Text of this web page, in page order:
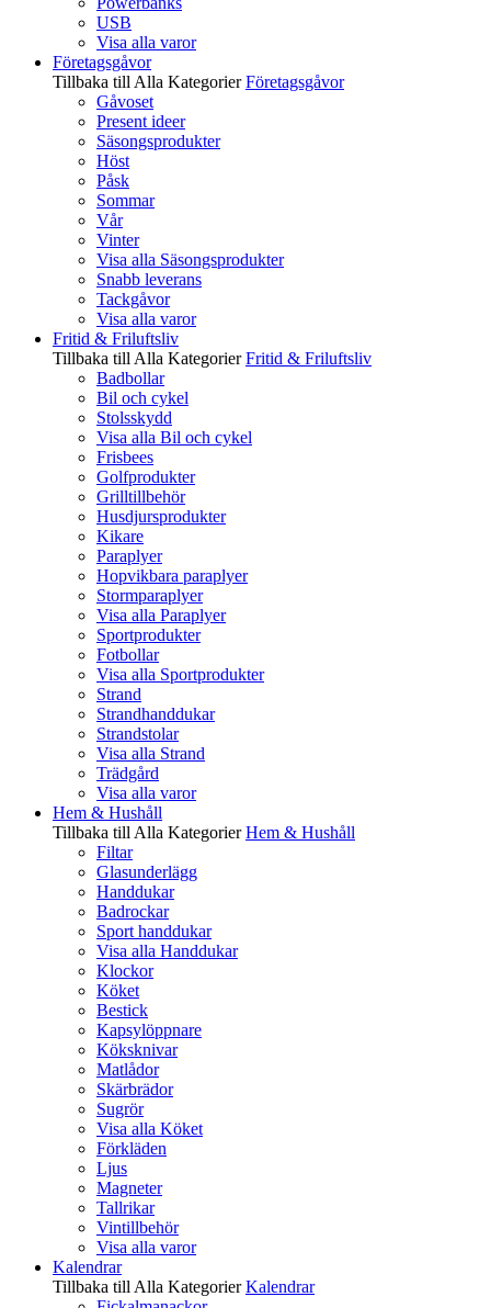
USB
Visa alla varor
Företagsgåvor
Tillbaka till Alla Kategorier Företagsgåvor
Gåvoset
Present ideer
Säsongsprodukter
Höst
Påsk
Sommar
Vår
Vinter
Visa alla Säsongsprodukter
Snabb leverans
Tackgåvor
Visa alla varor
Fritid & Friluftsliv
Tillbaka till Alla Kategorier Fritid & Friluftsliv
Badbollar
Bil och cykel
Stolsskydd
Visa alla Bil och cykel
Frisbees
Golfprodukter
Grilltillbehör
Husdjursprodukter
Kikare
Paraplyer
Hopvikbara paraplyer
Stormparaplyer
Visa alla Paraplyer
Sportprodukter
Fotbollar
Visa alla Sportprodukter
Strand
Strandhanddukar
Strandstolar
Visa alla Strand
Trädgård
Visa alla varor
Hem & Hushåll
Tillbaka till Alla Kategorier Hem & Hushåll
Filtar
Glasunderlägg
Handdukar
Badrockar
Sport handdukar
Visa alla Handdukar
Klockor
Köket
Bestick
Kapsylöppnare
Köksknivar
Matlådor
Skärbrädor
Sugrör
Visa alla Köket
Förkläden
Ljus
Magneter
Tallrikar
Vintillbehör
Visa alla varor
Kalendrar
Tillbaka till Alla Kategorier Kalendrar